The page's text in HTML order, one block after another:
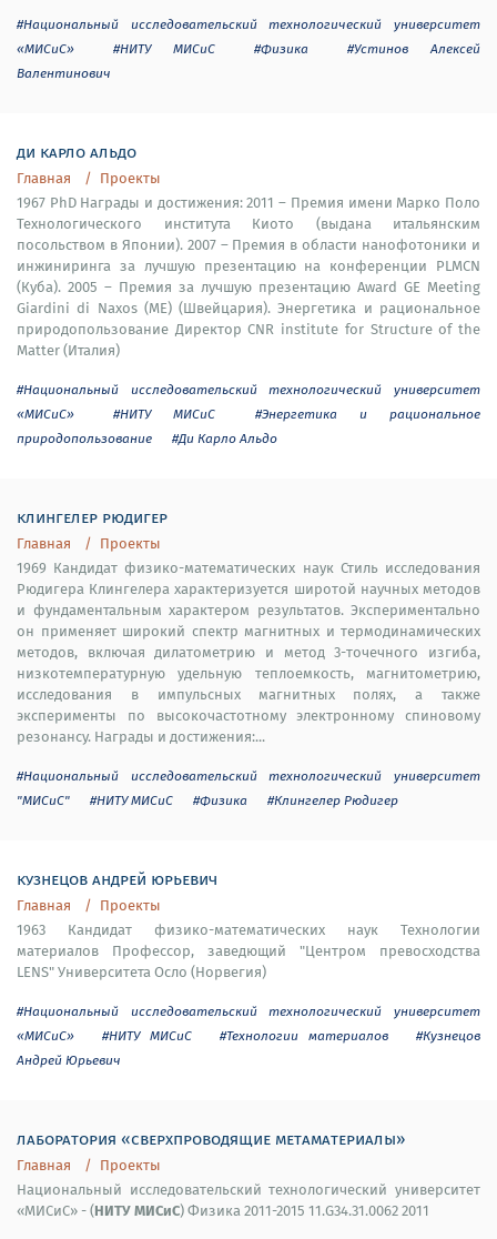
#Национальный исследовательский технологический университет
«МИСиС»
#НИТУ МИСиС #Физика
#Устинов Алексей
Валентинович
ди карло альдо
Главная
Проекты
1967 PhD Награды и достижения: 2011 – Премия имени Марко Поло
Технологического института Киото (выдана итальянским
посольством в Японии). 2007 – Премия в области нанофотоники и
инжиниринга за лучшую презентацию на конференции PLMCN
(Куба). 2005 – Премия за лучшую презентацию Award GE Meeting
Giardini di Naxos (ME) (Швейцария). Энергетика и рациональное
природопользование Директор CNR institute for Structure of the
Matter (Италия)
#Национальный исследовательский технологический университет
«МИСиС»
#НИТУ МИСиС
#Энергетика и рациональное
природопользование
#Ди Карло Альдо
клингелер рюдигер
Главная
Проекты
1969 Кандидат физико-математических наук Стиль исследования
Рюдигера Клингелера характеризуется широтой научных методов
и фундаментальным характером результатов. Экспериментально
он применяет широкий спектр магнитных и термодинамических
методов, включая дилатометрию и метод 3-точечного изгиба,
низкотемпературную удельную теплоемкость, магнитометрию,
исследования в импульсных магнитных полях, а также
эксперименты по высокочастотному электронному спиновому
резонансу. Награды и достижения:...
#Национальный исследовательский технологический университет
"МИСиС"
#НИТУ МИСиС #Физика #Клингелер Рюдигер
кузнецов андрей юрьевич
Главная
Проекты
1963 Кандидат физико-математических наук Технологии
материалов Профессор, заведющий "Центром превосходства
LENS" Университета Осло (Норвегия)
#Национальный исследовательский технологический университет
«МИСиС»
#НИТУ МИСиС #Технологии материалов
#Кузнецов
Андрей Юрьевич
лаборатория «сверхпроводящие метаматериалы»
Главная
Проекты
Национальный исследовательский технологический университет
«МИСиС» - (НИТУ МИСиС) Физика 2011-2015 11.G34.31.0062 2011